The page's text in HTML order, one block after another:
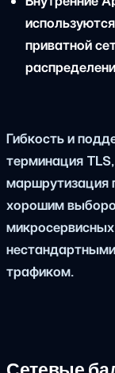
приватной
Гибкость и
терминация
маршрутизация
хорошим
трафиком.